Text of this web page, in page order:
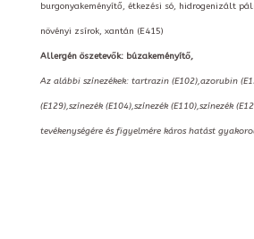
burgonyakeményítő, étkezési só, hidrogenizált
növényi zsírok, xantán (E415)
Allergén öszetevők: búzakeményítő,
Az alábbi színezékek: tartrazin (E102),azorubin
(E129),színezék (E104),színezék (E110),színezék
tevékenységére és figyelmére káros hatást